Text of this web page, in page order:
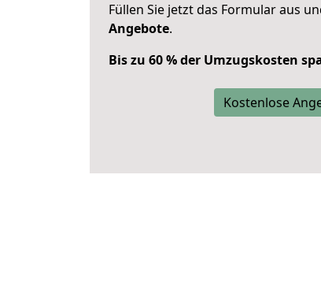
Füllen Sie jetzt das Formular aus
Angebote.
Bis zu 60 % der Umzugskosten
Kostenlose